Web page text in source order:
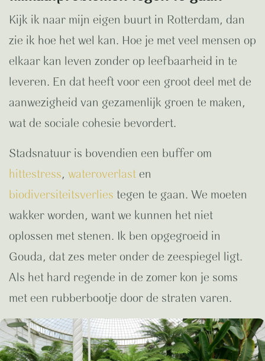
Kijk ik naar mijn eigen buurt in Rotterdam, dan
zie ik hoe het wel kan. Hoe je met veel mensen op
elkaar kan leven zonder op leefbaarheid in te
leveren. En dat heeft voor een groot deel met de
aanwezigheid van gezamenlijk groen te maken,
wat de sociale cohesie bevordert.
Stadsnatuur is bovendien een buffer om
hittestress, wateroverlast en
biodiversiteitsverlies tegen te gaan. We moeten
wakker worden, want we kunnen het niet
oplossen met stenen. Ik ben opgegroeid in
Gouda, dat zes meter onder de zeespiegel ligt.
Als het hard regende in de zomer kon je soms
met een rubberbootje door de straten varen.